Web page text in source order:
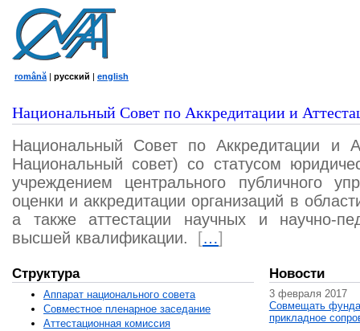
română | русский | english
Национальный Совет по Аккредитации и
Национальный Совет по Аккредитации и
Национальный совет) со статусом
учреждением центрального публичного
оценки и аккредитации организаций в
а также аттестации научных и научно-
высшей квалификации.
[…]
Структура
Аппарат национального совета
Совместное пленарное заседание
Аттестационная комисcия
Новости
3 февраля 2017
Совмещать
прикладное